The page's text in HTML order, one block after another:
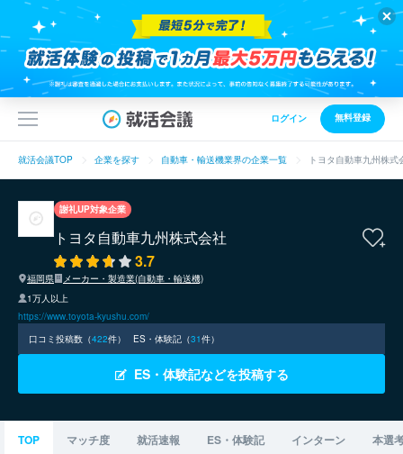
ログイン 無料登録
就活会議TOP 企業を探す 自動車・輸送機業界の企業一覧 トヨタ自動車九州株
謝礼UP対象企業
トヨタ自動車九州株式会社
3.7
福岡県
メーカー・製造業(自動車・輸送機)
1万人以上
https://www.toyota-kyushu.com/
口コミ投稿数（422件） ES・体験記（31件）
ES・体験記などを投稿する
TOP マッチ度 就活速報 ES・体験記 インターン 本選